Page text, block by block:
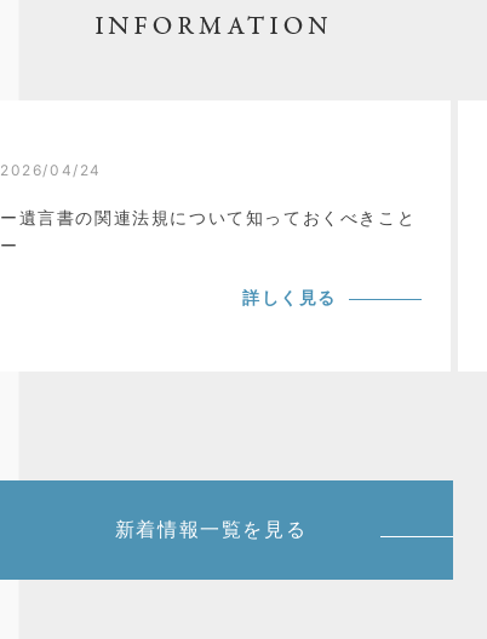
2026/04/24
ー遺言書の関連法規について知っておくべきこと
ー
詳しく見る
新着情報一覧を見る